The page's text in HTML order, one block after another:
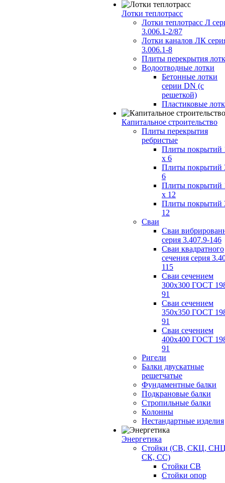
Лотки теплотрасс
Лотки теплотрасс Л
3.006.1-2/87
Лотки каналов ЛК
3.006.1-8
Плиты перекрытия
Водоотводные лотки
Бетонные лотки
серии DN (с
решеткой)
Пластиковые
Капитальное строительство
Плиты перекрытия
ребристые
Плиты покрытий
x 6
Плиты покрытий
6
Плиты покрытий
x 12
Плиты покрытий
12
Сваи
Сваи
серия 3.407.9-146
Сваи квадратного
сечения серия
115
Сваи сечением
300х300 ГОСТ
91
Сваи сечением
350х350 ГОСТ
91
Сваи сечением
400х400 ГОСТ
91
Ригели
Балки двускатные
решетчатые
Фундаментные балки
Подкрановые балки
Стропильные балки
Колонны
Нестандартные изделия
Энергетика
Стойки (СВ, СКЦ,
СК, СС)
Стойки СВ
Стойки опор